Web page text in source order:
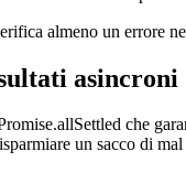
risultati asincroni
almeno un errore
asincroni